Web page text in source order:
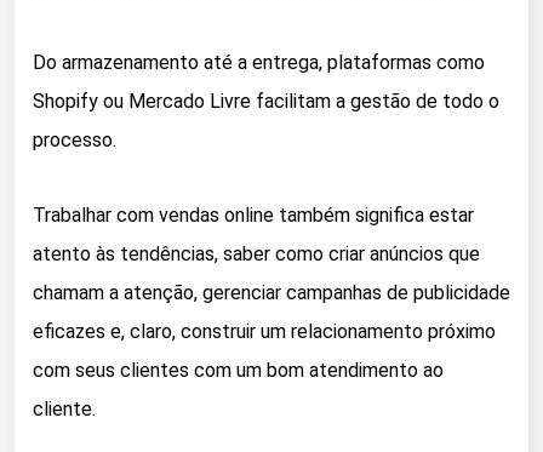
Do armazenamento até a entrega, plataformas como
Shopify ou Mercado Livre facilitam a gestão de todo o
processo.
Trabalhar com vendas online também significa estar
atento às tendências, saber como criar anúncios que
chamam a atenção, gerenciar campanhas de publicidade
eficazes e, claro, construir um relacionamento próximo
com seus clientes com um bom atendimento ao
cliente.